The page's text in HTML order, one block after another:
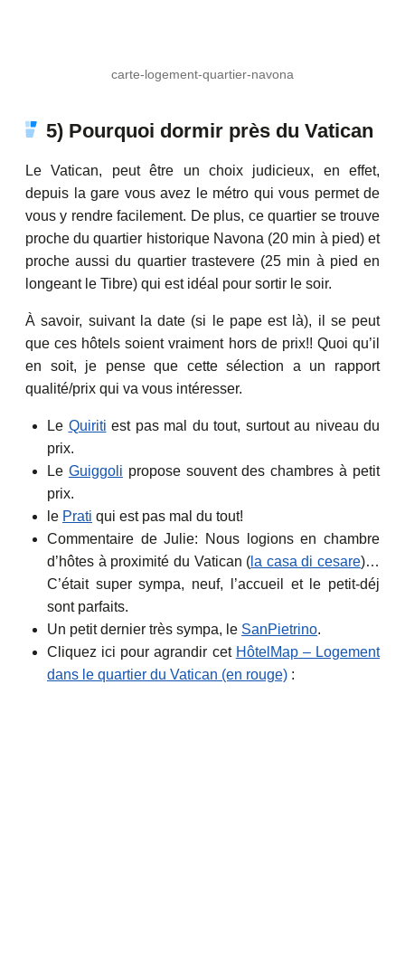
carte-logement-quartier-navona
5) Pourquoi dormir près du Vatican
Le Vatican, peut être un choix judicieux, en effet,
depuis la gare vous avez le métro qui vous permet de
vous y rendre facilement. De plus, ce quartier se trouve
proche du quartier historique Navona (20 min à pied) et
proche aussi du quartier trastevere (25 min à pied en
longeant le Tibre) qui est idéal pour sortir le soir.
À savoir, suivant la date (si le pape est là), il se peut
que ces hôtels soient vraiment hors de prix!! Quoi qu’il
en soit, je pense que cette sélection a un rapport
qualité/prix qui va vous intéresser.
Le Quiriti est pas mal du tout, surtout au niveau du
prix.
Le Guiggoli propose souvent des chambres à petit
prix.
le Prati qui est pas mal du tout!
Commentaire de Julie: Nous logions en chambre
d’hôtes à proximité du Vatican ( la casa di cesare)…
C’était super sympa, neuf, l’accueil et le petit-déj
sont parfaits.
Un petit dernier très sympa, le SanPietrino.
Cliquez ici pour agrandir cet HôtelMap – Logement
dans le quartier du Vatican (en rouge) :